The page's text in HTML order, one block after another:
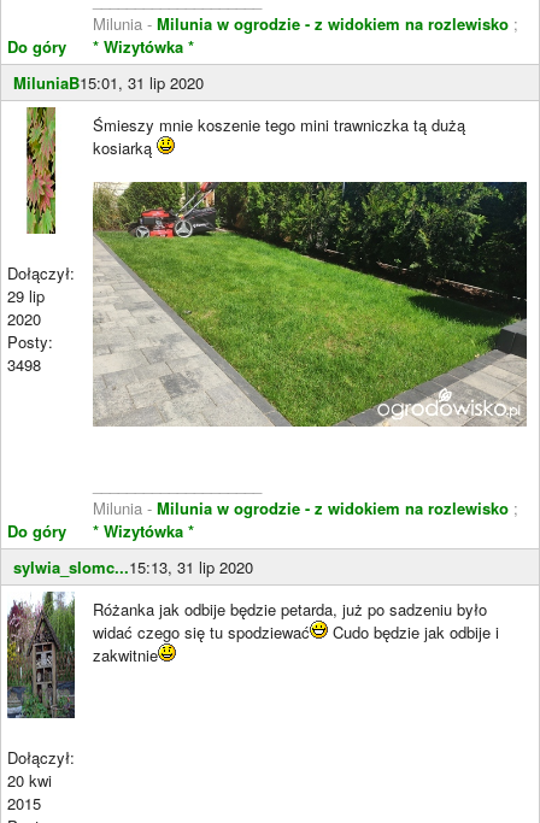
Do góry
Milunia - Milunia w ogrodzie - z widokiem na rozlewisko ;
* Wizytówka *
MiluniaB15:01, 31 lip 2020
Dołączył:
29 lip
2020
Posty:
3498
Do góry
Śmieszy mnie koszenie tego mini trawniczka tą dużą
kosiarką
Milunia - Milunia w ogrodzie - z widokiem na rozlewisko ;
* Wizytówka *
sylwia_slomc...15:13, 31 lip 2020
Dołączył:
20 kwi
2015
Różanka jak odbije będzie petarda, już po sadzeniu było
widać czego się tu spodziewać
Cudo będzie jak odbije i
zakwitnie